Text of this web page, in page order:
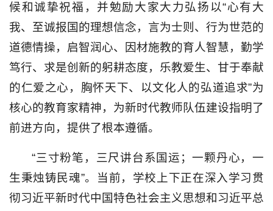
候和诚挚祝福，并勉励大家大力弘扬以“心有大
我、至诚报国的理想信念，言为士则、行为世范的
道德情操，启智润心、因材施教的育人智慧，勤学
笃行、求是创新的躬耕态度，乐教爱生、甘于奉献
的仁爱之心，胸怀天下、以文化人的弘道追求”为
核心的教育家精神，为新时代教师队伍建设指明了
前进方向，提供了根本遵循。
“三寸粉笔，三尺讲台系国运；一颗丹心，一
生秉烛铸民魂”。当前，学校上下正在深入学习贯
彻习近平新时代中国特色社会主义思想和习近平总